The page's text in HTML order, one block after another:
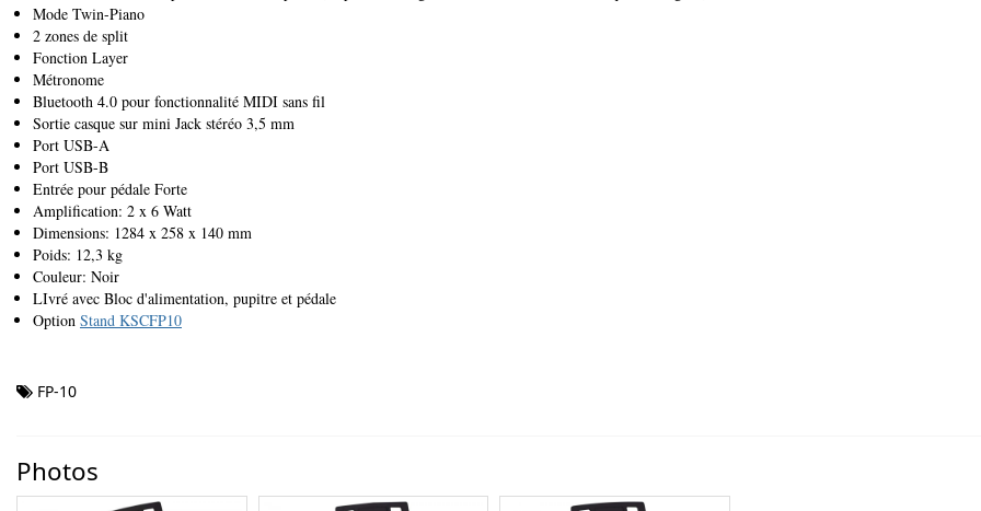
Mode Twin-Piano
2 zones de split
Fonction Layer
Métronome
Bluetooth 4.0 pour fonctionnalité MIDI sans fil
Sortie casque sur mini Jack stéréo 3,5 mm
Port USB-A
Port USB-B
Entrée pour pédale Forte
Amplification: 2 x 6 Watt
Dimensions: 1284 x 258 x 140 mm
Poids: 12,3 kg
Couleur: Noir
LIvré avec Bloc d'alimentation, pupitre et pédale
Option Stand KSCFP10
FP-10
Photos